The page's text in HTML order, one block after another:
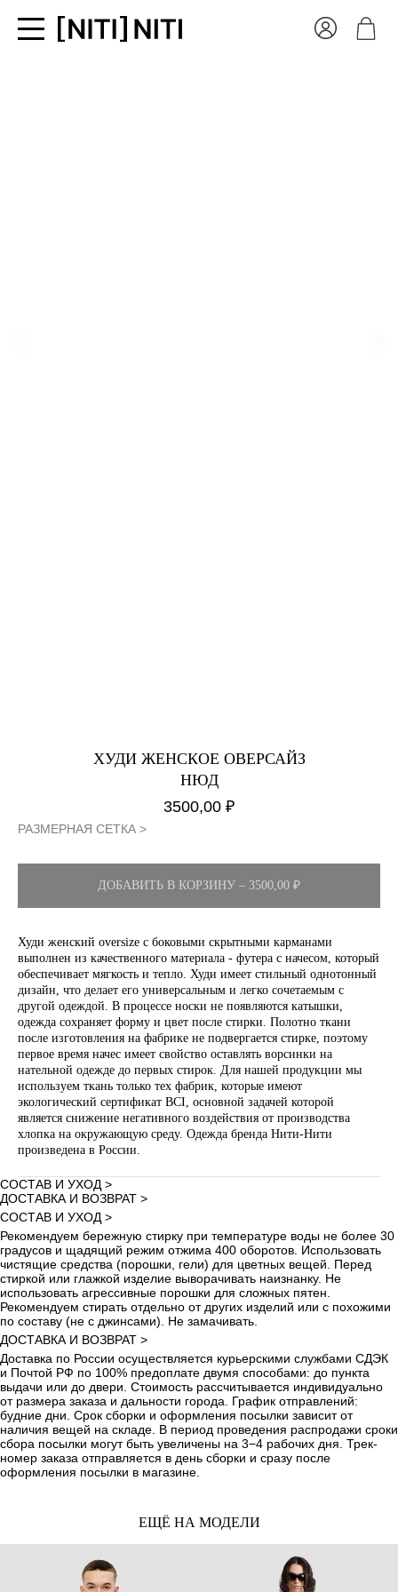
ХУДИ ЖЕНСКОЕ ОВЕРСАЙЗ
НЮД
3500,00 ₽
РАЗМЕРНАЯ СЕТКА >
ДОБАВИТЬ В КОРЗИНУ – 3500,00 ₽
Худи женский oversize с боковыми скрытными карманами
выполнен из качественного материала - футера с начесом, который
обеспечивает мягкость и тепло. Худи имеет стильный однотонный
дизайн, что делает его универсальным и легко сочетаемым с
другой одеждой. В процессе носки не появляются катышки,
одежда сохраняет форму и цвет после стирки. Полотно ткани
после изготовления на фабрике не подвергается стирке, поэтому
первое время начес имеет свойство оставлять ворсинки на
нательной одежде до первых стирок. Для нашей продукции мы
используем ткань только тех фабрик, которые имеют
экологический сертификат BCI, основной задачей которой
является снижение негативного воздействия от производства
хлопка на окружающую среду. Одежда бренда Нити-Нити
произведена в России.
СОСТАВ И УХОД >
ДОСТАВКА И ВОЗВРАТ >
СОСТАВ И УХОД >
Рекомендуем бережную стирку при температуре воды не более 30
градусов и щадящий режим отжима 400 оборотов. Использовать
чистящие средства (порошки, гели) для цветных вещей. Перед
стиркой или глажкой изделие выворачивать наизнанку. Не
использовать агрессивные порошки для сложных пятен.
Рекомендуем стирать отдельно от других изделий или с похожими
по составу (не с джинсами). Не замачивать.
ДОСТАВКА И ВОЗВРАТ >
Доставка по России осуществляется курьерскими службами СДЭК
и Почтой РФ по 100% предоплате двумя способами: до пункта
выдачи или до двери. Стоимость рассчитывается индивидуально
от размера заказа и дальности города. График отправлений:
будние дни. Срок сборки и оформления посылки зависит от
наличия вещей на складе. В период проведения распродажи сроки
сбора посылки могут быть увеличены на 3−4 рабочих дня. Трек-
номер заказа отправляется в день сборки и сразу после
оформления посылки в магазине.
ЕЩЁ НА МОДЕЛИ